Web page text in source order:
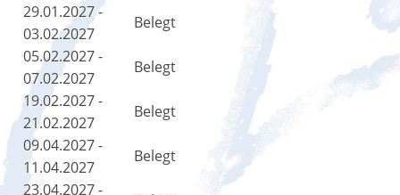
29.01.2027 -
03.02.2027
Belegt
05.02.2027 -
07.02.2027
Belegt
19.02.2027 -
21.02.2027
Belegt
09.04.2027 -
11.04.2027
Belegt
23.04.2027 -